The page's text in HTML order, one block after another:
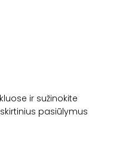
ir sužinokite
pasiūlymus